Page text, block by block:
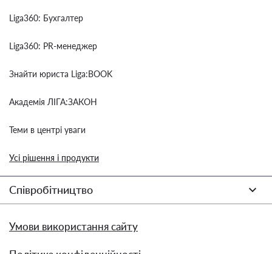
Liga360: Бухгалтер
Liga360: PR-менеджер
Знайти юриста Liga:BOOK
Академія ЛІГА:ЗАКОН
Теми в центрі уваги
Усі рішення і продукти
Співробітництво
Умови використання сайту